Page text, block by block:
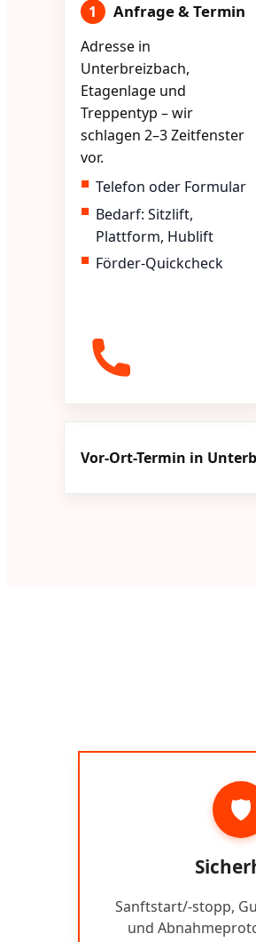
1 Anfrage & Termin
Adresse in
Unterbreizbach,
Etagenlage und
Treppentyp – wir
schlagen 2–3 Zeitfenster
vor.
Telefon oder Formular
Bedarf: Sitzlift,
Plattform, Hublift
Förder-Quickcheck
Vor-Ort-Termin in
🛡️
Sanftstart/-stopp,
und